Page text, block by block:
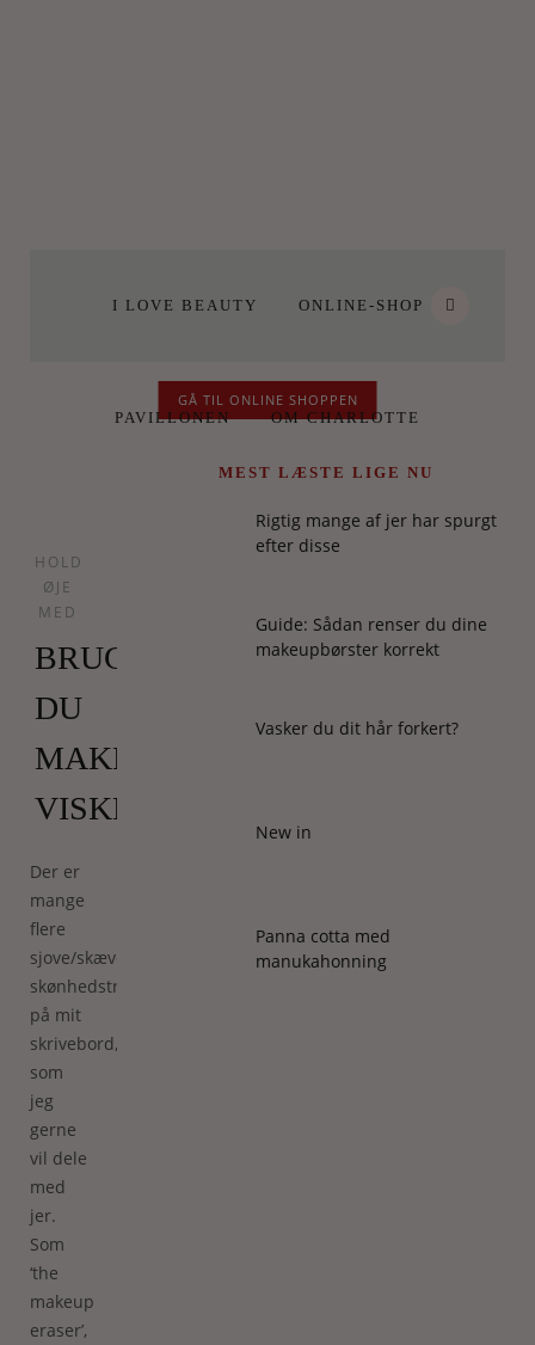
I LOVE BEAUTY ONLINE-SHOP
PAVILLONEN OM CHARLOTTE
GÅ TIL ONLINE SHOPPEN
HOLD
ØJE
MED
BRUGER
DU
MAKEUP-
VISKELÆDER?
Der er
mange
flere
sjove/skæve/interessante/tankevækkende
skønhedstrends
på mit
skrivebord,
som
jeg
gerne
vil dele
med
jer.
Som
‘the
makeup
eraser’,
MEST LÆSTE LIGE NU
Rigtig mange af jer har spurgt
efter disse
Guide: Sådan renser du dine
makeupbørster korrekt
Vasker du dit hår forkert?
New in
Panna cotta med
manukahonning